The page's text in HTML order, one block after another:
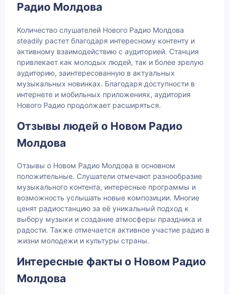
Радио Молдова
Количество слушателей Нового Радио Молдова
steadily растет благодаря интересному контенту и
активному взаимодействию с аудиторией. Станция
привлекает как молодых людей, так и более зрелую
аудиторию, заинтересованную в актуальных
музыкальных новинках. Благодаря доступности в
интернете и мобильных приложениях, аудитория
Нового Радио продолжает расширяться.
Отзывы людей о Новом Радио
Молдова
Отзывы о Новом Радио Молдова в основном
положительные. Слушатели отмечают разнообразие
музыкального контента, интересные программы и
возможность услышать новые композиции. Многие
ценят радиостанцию за её уникальный подход к
выбору музыки и создание атмосферы праздника и
радости. Также отмечается активное участие радио в
жизни молодежи и культуры страны.
Интересные факты о Новом Радио
Молдова